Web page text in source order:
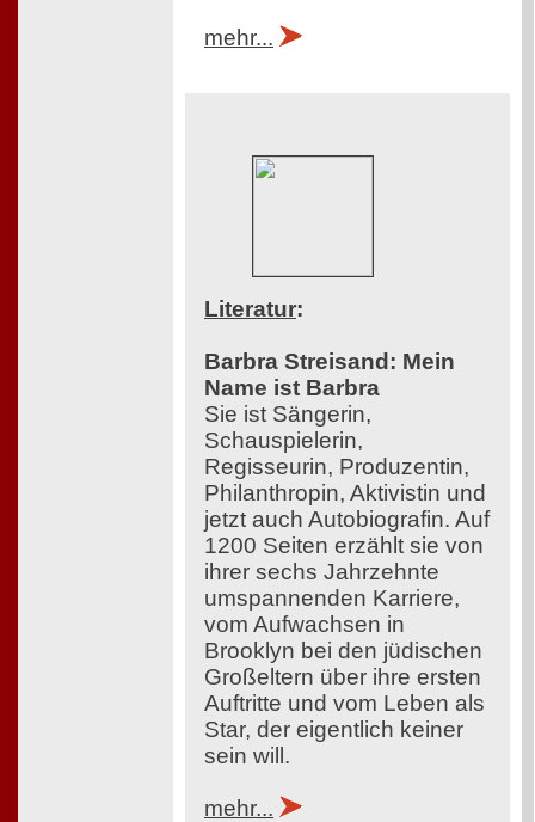
mehr...
Literatur:
Barbra Streisand: Mein
Name ist Barbra
Sie ist Sängerin,
Schauspielerin,
Regisseurin, Produzentin,
Philanthropin, Aktivistin und
jetzt auch Autobiografin. Auf
1200 Seiten erzählt sie von
ihrer sechs Jahrzehnte
umspannenden Karriere,
vom Aufwachsen in
Brooklyn bei den jüdischen
Großeltern über ihre ersten
Auftritte und vom Leben als
Star, der eigentlich keiner
sein will.
mehr...